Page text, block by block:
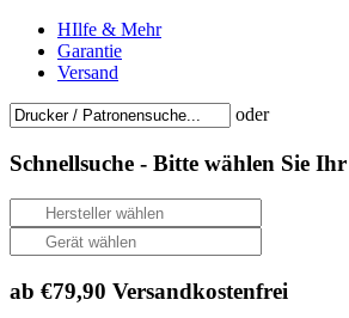
HIlfe & Mehr
Garantie
Versand
oder
Schnellsuche - Bitte wählen Sie
ab €79,90 Versandkostenfrei